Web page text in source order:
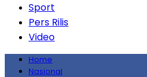
Sport
Pers Rilis
Video
Home
Nasional